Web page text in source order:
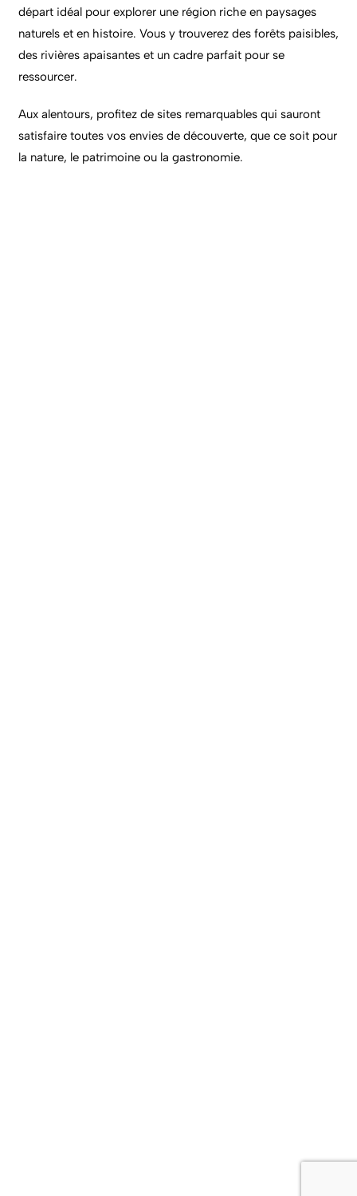
départ idéal pour explorer une région riche en paysages
naturels et en histoire. Vous y trouverez des forêts paisibles,
des rivières apaisantes et un cadre parfait pour se
ressourcer.
Aux alentours, profitez de sites remarquables qui sauront
satisfaire toutes vos envies de découverte, que ce soit pour
la nature, le patrimoine ou la gastronomie.